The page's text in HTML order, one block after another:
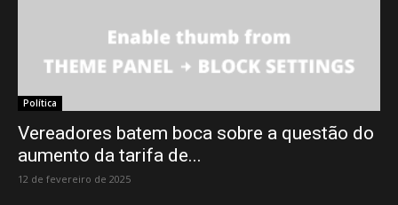
Política
Vereadores batem boca sobre a questão do
aumento da tarifa de...
12 de fevereiro de 2025